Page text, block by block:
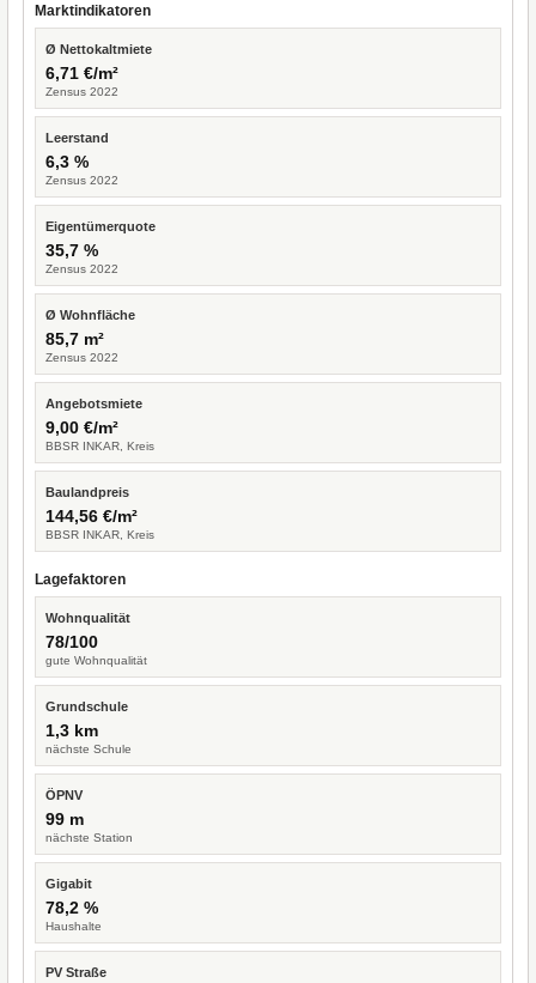
Marktindikatoren
Ø Nettokaltmiete
6,71 €/m²
Zensus 2022
Leerstand
6,3 %
Zensus 2022
Eigentümerquote
35,7 %
Zensus 2022
Ø Wohnfläche
85,7 m²
Zensus 2022
Angebotsmiete
9,00 €/m²
BBSR INKAR, Kreis
Baulandpreis
144,56 €/m²
BBSR INKAR, Kreis
Lagefaktoren
Wohnqualität
78/100
gute Wohnqualität
Grundschule
1,3 km
nächste Schule
ÖPNV
99 m
nächste Station
Gigabit
78,2 %
Haushalte
PV Straße